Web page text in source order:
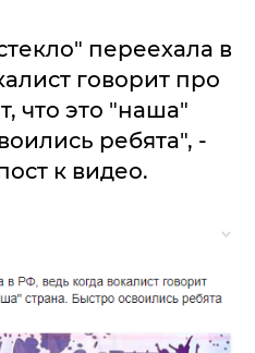
переехала в
говорит про
что это "наша"
ребята", -
к видео.